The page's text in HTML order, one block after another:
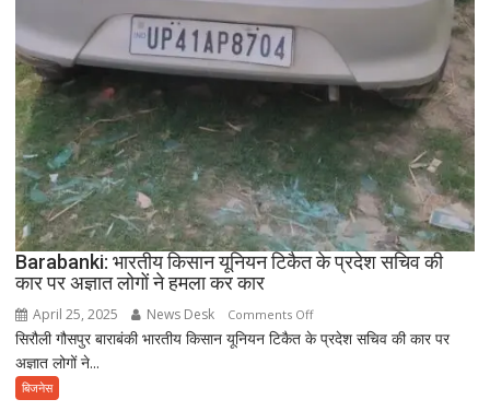
Barabanki: भारतीय किसान यूनियन टिकैत के प्रदेश सचिव की
कार पर अज्ञात लोगों ने हमला कर कार
April 25, 2025 News Desk Comments Offon
Barabanki:
सिरौली गौसपुर बाराबंकी भारतीय किसान यूनियन टिकैत के प्रदेश सचिव की कार पर
अज्ञात लोगों ने...
बिजनेस